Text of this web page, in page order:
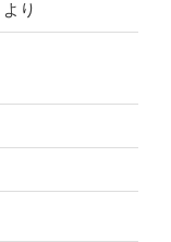
より